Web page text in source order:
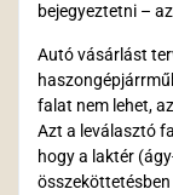
bejegyeztetni –
Autó vásárlást
falat nem lehet,
Azt a leválasztó
hogy a laktér
összeköttetésben